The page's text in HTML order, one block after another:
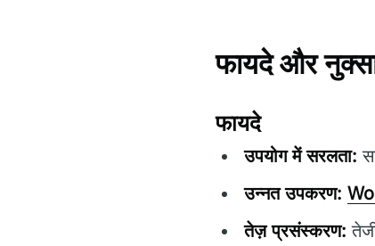
फायदे और
फायदे
उपयोग में सरलता:
उन्नत उपकरण:
तेज़ प्रसंस्करण: